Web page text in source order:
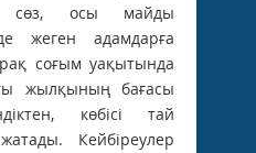
сөз, осы майды
жеген адамдарға
соғым уақытында
жылқының бағасы
көбісі тай
Кейбіреулер